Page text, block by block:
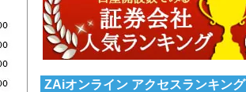
ZAiオンライン アクセスランキング